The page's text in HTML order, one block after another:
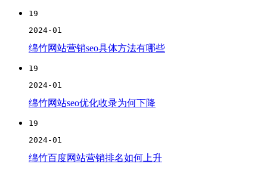
19
2024-01
绵竹网站营销seo具体方法有哪些
19
2024-01
绵竹网站seo优化收录为何下降
19
2024-01
绵竹百度网站营销排名如何上升